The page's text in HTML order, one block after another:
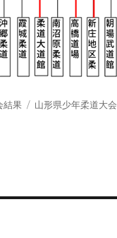
結果
タ
山形県少年柔道大会